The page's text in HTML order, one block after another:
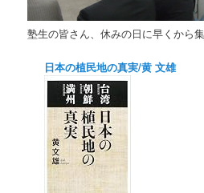
塾生の皆さん、休みの日に早くから
日本の植民地の真実/黄 文雄